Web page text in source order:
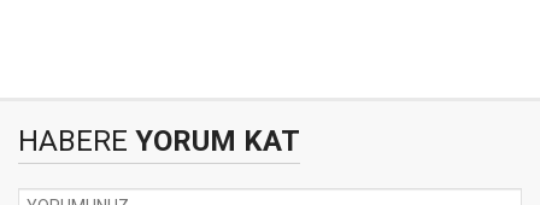
HABERE YORUM KAT